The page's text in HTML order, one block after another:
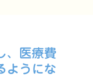
、医療費
ようにな